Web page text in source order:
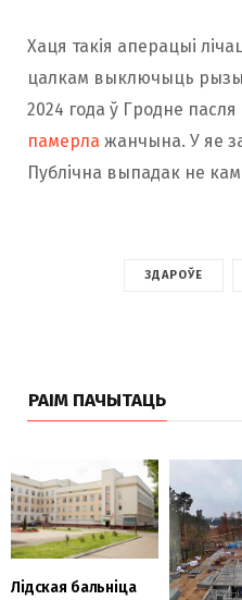
Хаця такія аперацыі
цалкам выключыць
2024 года ў Гродне
памерла жанчына. У яе
Публічна выпадак не
ЗДАРОЎЕ
РАІМ ПАЧЫТАЦЬ
Лідская бальніца